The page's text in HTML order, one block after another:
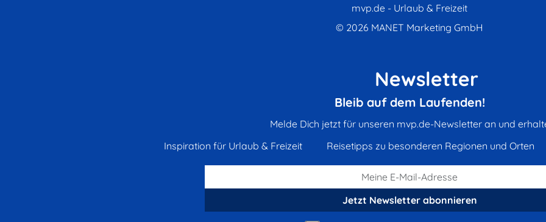
mvp.de - Urlaub & Freizeit
© 2026 MANET Marketing GmbH
Newsletter
Bleib auf dem Laufenden!
Melde Dich jetzt für unseren mvp.de-Newsletter an und
Inspiration für Urlaub & Freizeit
Reisetipps zu besonderen Regionen und Orten
Jetzt Newsletterabonnieren